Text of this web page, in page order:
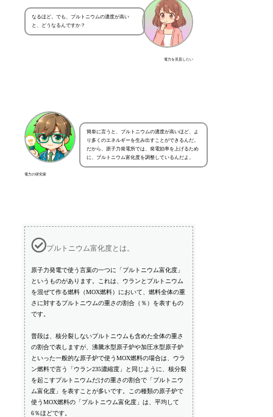
電力を見直したい
なるほど。でも、プルトニウムの濃度が高い
と、どうなるんですか？
電力の研究家
簡単に言うと、プルトニウムの濃度が高いほど、よ
り多くのエネルギーを生み出すことができるんだ。
だから、原子力発電所では、発電効率を上げるため
に、プルトニウム富化度を調整しているんだよ。
プルトニウム富化度とは。
原子力発電で使う言葉の一つに「プルトニウム富化度」
というものがあります。これは、ウランとプルトニウム
を混ぜて作る燃料（MOX燃料）において、燃料全体の重
さに対するプルトニウムの重さの割合（％）を表すもの
です。
普段は、核分裂しないプルトニウムも含めた全体の重さ
の割合で表しますが、沸騰水型原子炉や加圧水型原子炉
といった一般的な原子炉で使うMOX燃料の場合は、ウラ
ン燃料で言う「ウラン235濃縮度」と同じように、核分裂
を起こすプルトニウムだけの重さの割合で「プルトニウ
ム富化度」を表すことが多いです。この種類の原子炉で
使うMOX燃料の「プルトニウム富化度」は、平均して
6％ほどです。